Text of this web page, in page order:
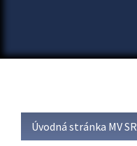
Úvodná stránka MV SR